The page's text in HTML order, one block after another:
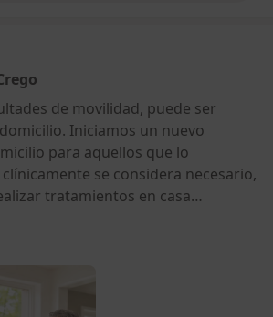
de movilidad, puede ser
Iniciamos un nuevo
para aquellos que lo
clínicamente se considera necesario,
tratamientos en casa
Vendajes funcionales...). Le
telefónicamente previamente
adecuadamente la visita y
dudas que le puedan surgir (tipos
que se pueden realizar, precios...)